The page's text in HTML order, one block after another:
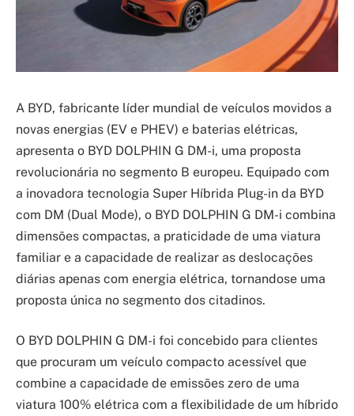
A BYD, fabricante líder mundial de veículos movidos a
novas energias (EV e PHEV) e baterias elétricas,
apresenta o BYD DOLPHIN G DM-i, uma proposta
revolucionária no segmento B europeu. Equipado com
a inovadora tecnologia Super Híbrida Plug-in da BYD
com DM (Dual Mode), o BYD DOLPHIN G DM-i combina
dimensões compactas, a praticidade de uma viatura
familiar e a capacidade de realizar as deslocações
diárias apenas com energia elétrica, tornandose uma
proposta única no segmento dos citadinos.
O BYD DOLPHIN G DM-i foi concebido para clientes
que procuram um veículo compacto acessível que
combine a capacidade de emissões zero de uma
viatura 100% elétrica com a flexibilidade de um híbrido